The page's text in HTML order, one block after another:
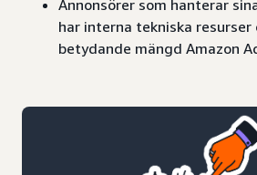
Annonsörer som hanterar
har interna tekniska
betydande mängd Amazon